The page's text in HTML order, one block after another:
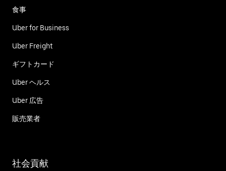
食事
Uber for Business
Uber Freight
ギフトカード
Uber ヘルス
Uber 広告
販売業者
社会貢献